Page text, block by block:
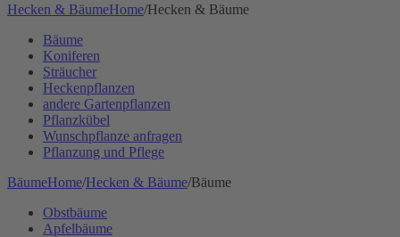
Hecken & BäumeHome/Hecken & Bäume
Bäume
Koniferen
Sträucher
Heckenpflanzen
andere Gartenpflanzen
Pflanzkübel
Wunschpflanze anfragen
Pflanzung und Pflege
BäumeHome/Hecken & Bäume/Bäume
Obstbäume
Apfelbäume